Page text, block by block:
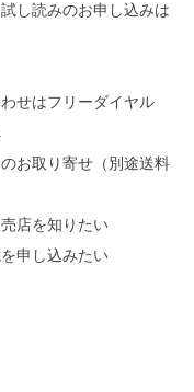
し読みのお申し込みは
せはフリーダイヤル
お取り寄せ（別途送料
店を知りたい
申し込みたい